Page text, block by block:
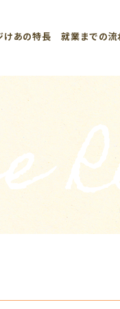
けあの特長 就業までの流